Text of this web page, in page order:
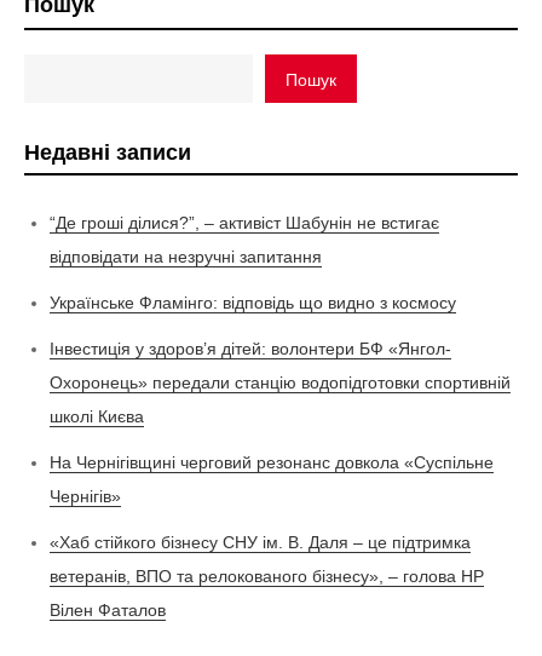
Пошук
Пошук
Недавні записи
“Де гроші ділися?”, – активіст Шабунін не встигає
відповідати на незручні запитання
Українське Фламінго: відповідь що видно з космосу
Інвестиція у здоров’я дітей: волонтери БФ «Янгол-
Охоронець» передали станцію водопідготовки спортивній
школі Києва
На Чернігівщині черговий резонанс довкола «Суспільне
Чернігів»
«Хаб стійкого бізнесу СНУ ім. В. Даля – це підтримка
ветеранів, ВПО та релокованого бізнесу», – голова НР
Вілен Фаталов